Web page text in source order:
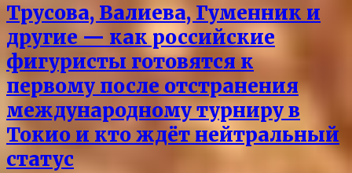
Трусова, Валиева, Гуменник и
другие — как российские
фигуристы готовятся к
первому после отстранения
международному турниру в
Токио и кто ждёт нейтральный
статус